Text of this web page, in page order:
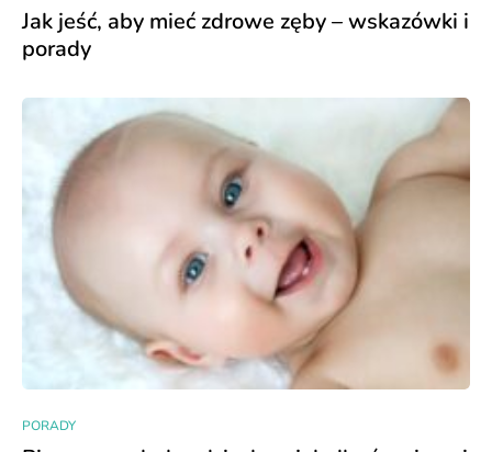
Jak jeść, aby mieć zdrowe zęby – wskazówki i
porady
PORADY